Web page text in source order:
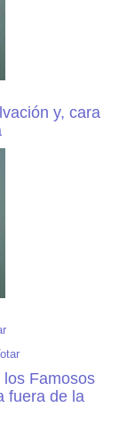
y, cara
Famosos
fuera de la